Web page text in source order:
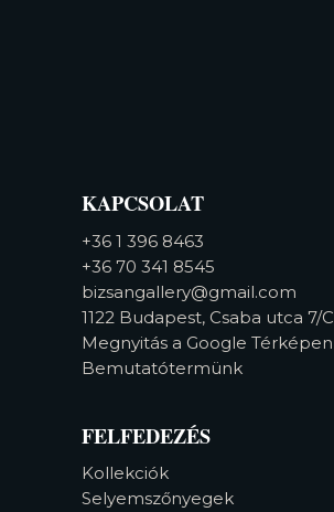
KAPCSOLAT
+36 1 396 8463
+36 70 341 8545
bizsangallery@gmail.com
1122 Budapest, Csaba utca 7/C
Megnyitás a Google Térképen
Bemutatótermünk
FELFEDEZÉS
Kollekciók
Selyemszőnyegek